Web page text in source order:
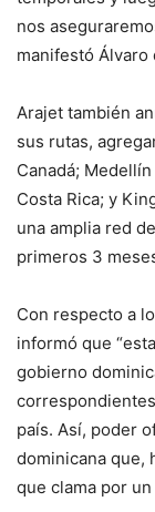
nos
manifestó Álvaro
Arajet también
sus rutas,
Canadá;
Costa Rica; y
una amplia red
primeros 3
Con respecto a
informó que
gobierno
país. Así, poder
dominicana que,
que clama por